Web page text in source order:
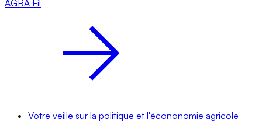
AGRA Fil
Votre veille sur la politique et l'écononomie agricole